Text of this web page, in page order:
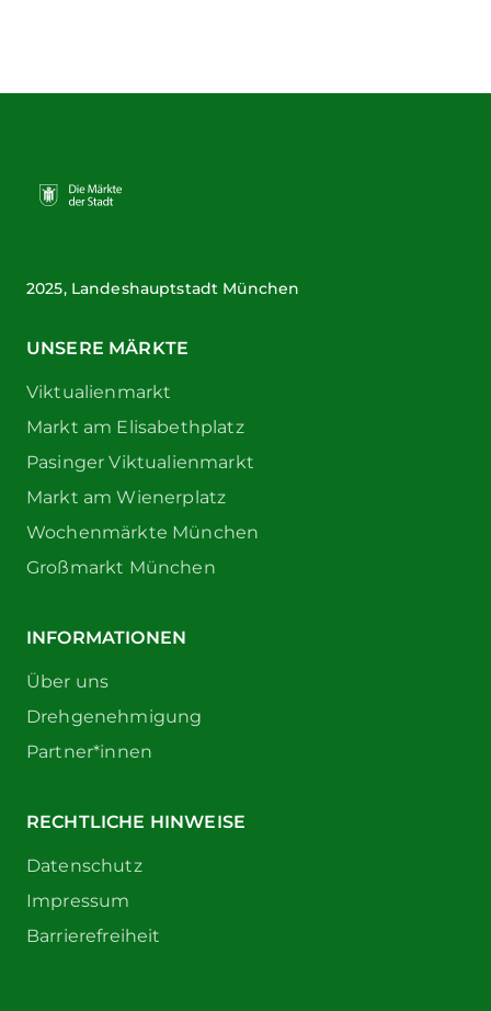
2025, Landeshauptstadt München
UNSERE MÄRKTE
Viktualienmarkt
Markt am Elisabethplatz
Pasinger Viktualienmarkt
Markt am Wienerplatz
Wochenmärkte München
Großmarkt München
INFORMATIONEN
Über uns
Drehgenehmigung
Partner*innen
RECHTLICHE HINWEISE
Datenschutz
Impressum
Barrierefreiheit